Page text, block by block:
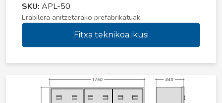
SKU: APL-50
Erabilera anitzetarako prefabrikatuak.
Fitxa teknikoa ikusi